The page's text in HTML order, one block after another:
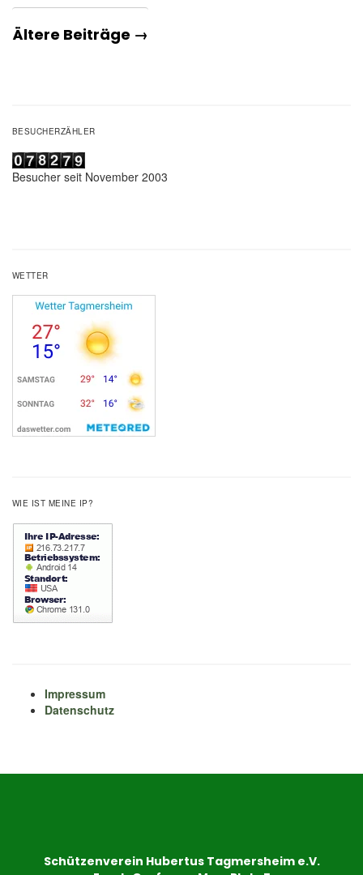
Ältere Beiträge →
BESUCHERZÄHLER
Besucher seit November 2003
WETTER
WIE IST MEINE IP?
Impressum
Datenschutz
Schützenverein Hubertus Tagmersheim e.V.